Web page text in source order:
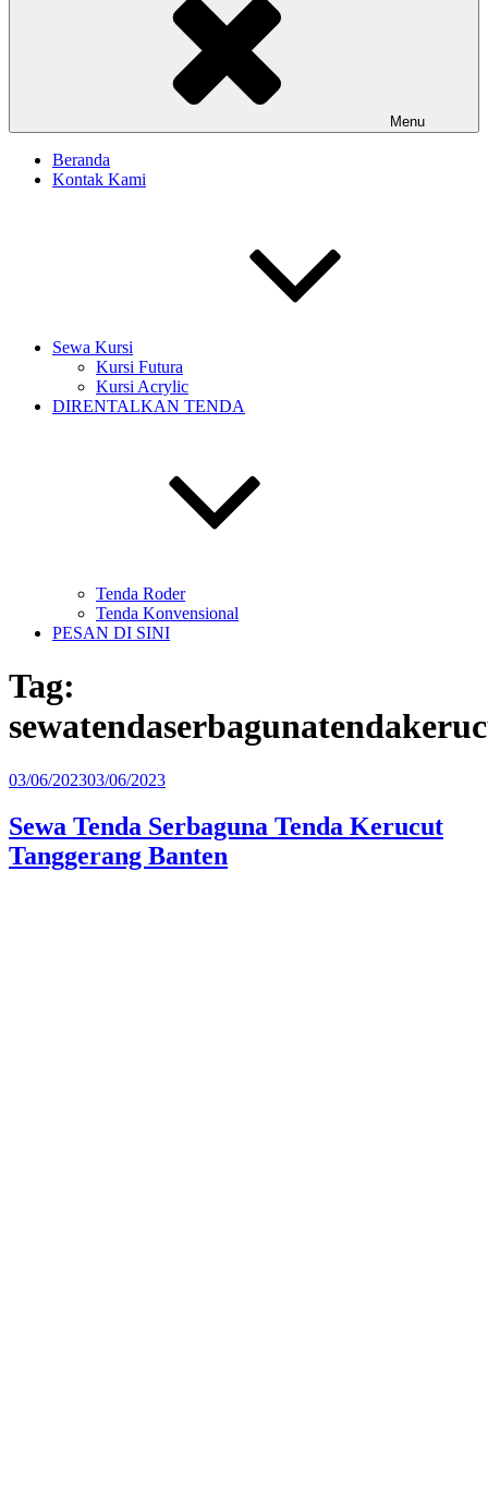
Menu
Beranda
Kontak Kami
Sewa Kursi
Kursi Futura
Kursi Acrylic
DIRENTALKAN TENDA
Tenda Roder
Tenda Konvensional
PESAN DI SINI
Tag:
Diposkan
03/06/202303/06/2023
Sewa Tenda Serbaguna Tenda Kerucut
Tanggerang Banten